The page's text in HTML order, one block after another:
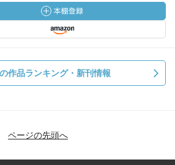
作品ランキング・新刊情報
ページの先頭へ